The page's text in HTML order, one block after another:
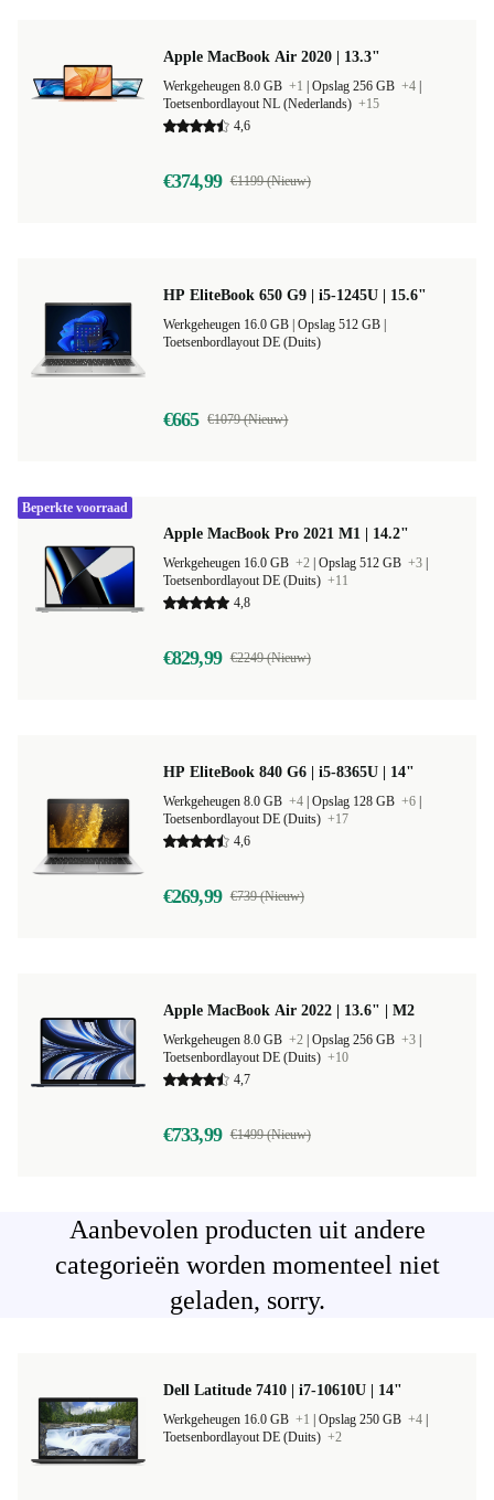
Apple MacBook Air 2020 | 13.3"
Werkgeheugen 8.0 GB +1 Opslag 256 GB +4
Toetsenbordlayout NL (Nederlands) +15
4,6
€374,99 €1199 (Nieuw)
HP EliteBook 650 G9 | i5-1245U | 15.6"
Toetsenbordlayout DE (Duits)
€665 €1079 (Nieuw)
Apple MacBook Pro 2021 M1 | 14.2"
Werkgeheugen 16.0 GB +2 Opslag 512 GB +3
Toetsenbordlayout DE (Duits) +11
4,8
€829,99 €2249 (Nieuw)
Beperkte voorraad
HP EliteBook 840 G6 | i5-8365U | 14"
Werkgeheugen 8.0 GB +4 Opslag 128 GB +6
Toetsenbordlayout DE (Duits) +17
4,6
€269,99 €739 (Nieuw)
Apple MacBook Air 2022 | 13.6" | M2
Werkgeheugen 8.0 GB +2 Opslag 256 GB +3
Toetsenbordlayout DE (Duits) +10
4,7
€733,99 €1499 (Nieuw)
Aanbevolen producten uit andere
categorieën worden momenteel niet
geladen, sorry.
Dell Latitude 7410 | i7-10610U | 14"
Werkgeheugen 16.0 GB +1 Opslag 250 GB +4
Toetsenbordlayout DE (Duits) +2